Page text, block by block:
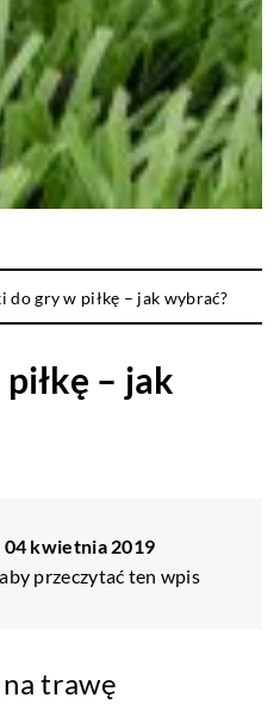
do gry w piłkę – jak wybrać?
– jak
04 kwietnia 2019
przeczytać ten wpis
trawę